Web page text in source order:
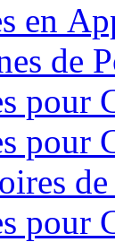
en
de
pour
pour
pour